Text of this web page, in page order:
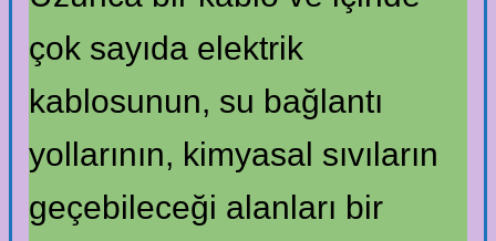
çok sayıda elektrik
kablosunun, su bağlantı
yollarının, kimyasal sıvıların
geçebileceği alanları bir